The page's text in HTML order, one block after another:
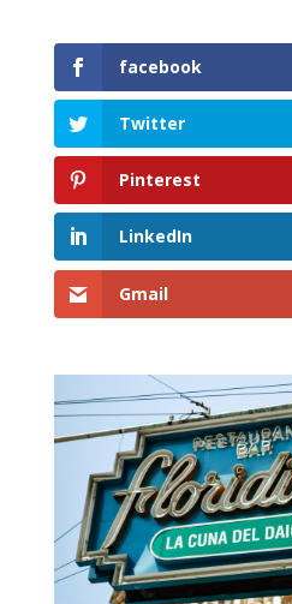
facebook
Twitter
Pinterest
LinkedIn
Gmail